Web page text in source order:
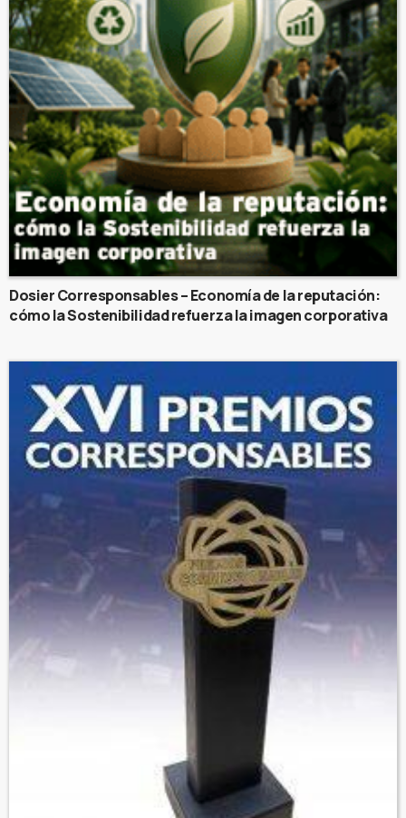
Dosier Corresponsables – Economía de la reputación:
cómo la Sostenibilidad refuerza la imagen corporativa